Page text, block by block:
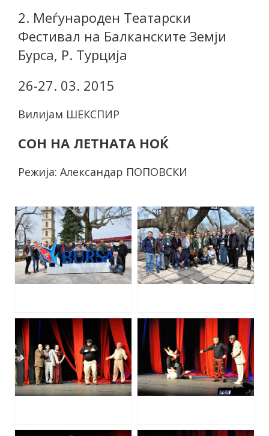
2. Меѓународен Театарски
Фестивал на Балканските Земји
Бурса, Р. Турција
26-27. 03. 2015
Вилијам ШЕКСПИР
СОН НА ЛЕТНАТА НОЌ
Режија: Александар ПОПОВСКИ